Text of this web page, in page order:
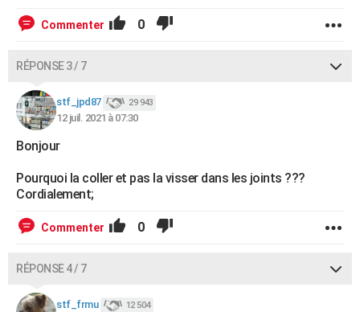
Commenter 0
RÉPONSE 3 / 7
stf_jpd87 29 943
12 juil. 2021 à 07:30
Bonjour
Pourquoi la coller et pas la visser dans les joints ???
Cordialement;
Commenter 0
RÉPONSE 4 / 7
stf_frmu 12 504